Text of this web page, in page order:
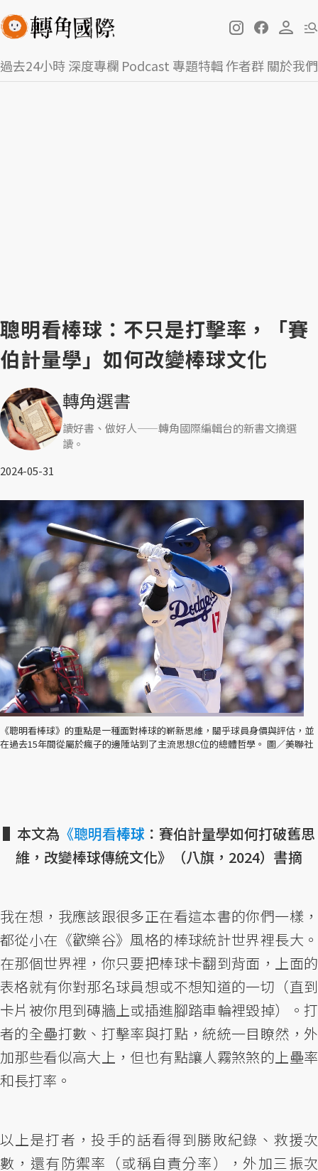
過去24小時深度專欄 Podcast 專題特輯作者群關於我們
聰明看棒球：不只是打擊率，「賽
伯計量學」如何改變棒球文化
轉角選書
讀好書、做好人——轉角國際編輯台的新書文摘選
讀。
2024-05-31
《聰明看棒球》的重點是一種面對棒球的嶄新思維，關乎球員身價與評估，並
在過去15年間從屬於瘋子的邊陲站到了主流思想C位的總體哲學。 圖／美聯社
▌本文為 《聰明看棒球 ：賽伯計量學如何打破舊思
維，改變棒球傳統文化》（八旗，2024）書摘
我在想，我應該跟很多正在看這本書的你們一樣，
都從小在《歡樂谷》風格的棒球統計世界裡長大。
在那個世界裡，你只要把棒球卡翻到背面，上面的
表格就有你對那名球員想或不想知道的一切（直到
卡片被你甩到磚牆上或插進腳踏車輪裡毀掉）。打
者的全壘打數、打擊率與打點，統統一目瞭然，外
加那些看似高大上，但也有點讓人霧煞煞的上壘率
和長打率。
以上是打者，投手的話看得到勝敗紀錄、救援次
數，還有防禦率（或稱自責分率），外加三振次